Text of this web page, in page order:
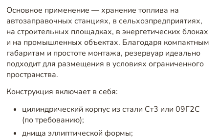
Основное применение — хранение топлива на
автозаправочных станциях, в сельхозпредприятиях,
на строительных площадках, в энергетических блоках
и на промышленных объектах. Благодаря компактным
габаритам и простоте монтажа, резервуар идеально
подходит для размещения в условиях ограниченного
пространства.
Конструкция включает в себя:
цилиндрический корпус из стали Ст3 или 09Г2С
(по требованию);
днища эллиптической формы;